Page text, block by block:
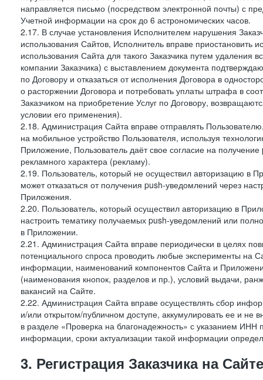
направляется письмо (посредством электронной почты) с
Учетной информации на срок до 6 астрономических часов.
2.17. В случае установления Исполнителем нарушения
использования Сайтов, Исполнитель вправе приостановить
использования Сайта для такого Заказчика путем
компании Заказчика) с выставлением документа
по Договору и отказаться от исполнения Договора в
о расторжении Договора и потребовать уплаты штрафа в
Заказчиком на приобретение Услуг по Договору,
условии его применения).
2.18. Администрация Сайта вправе отправлять
на мобильное устройство Пользователя, используя
Приложение, Пользователь даёт свое согласие на
рекламного характера (рекламу).
2.19. Пользователь, который не осуществил авторизацию в
может отказаться от получения push-уведомлений через
Приложения.
2.20. Пользователь, который осуществил авторизацию в
настроить тематику получаемых push-уведомлений или
в Приложении.
2.21. Администрация Сайта вправе периодически в целях
потенциального спроса проводить любые эксперименты на
информации, наименований компонентов Сайта и
(наименования кнопок, разделов и пр.), условий выдачи,
вакансий на Сайте.
2.22. Администрация Сайта вправе осуществлять сбор
и/или открытом/публичном доступе, аккумулировать ее и не
в разделе «Проверка на благонадежность» с указанием
информации, сроки актуализации такой информации
3. Регистрация Заказчика на Сайте